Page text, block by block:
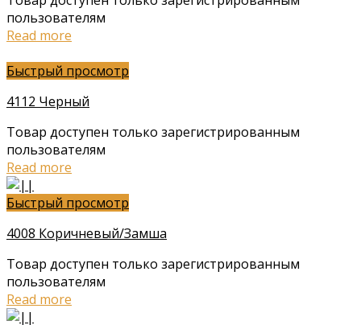
пользователям
Read more
Быстрый просмотр
4112 Черный
Товар доступен только зарегистрированным
пользователям
Read more
Быстрый просмотр
4008 Коричневый/Замша
Товар доступен только зарегистрированным
пользователям
Read more